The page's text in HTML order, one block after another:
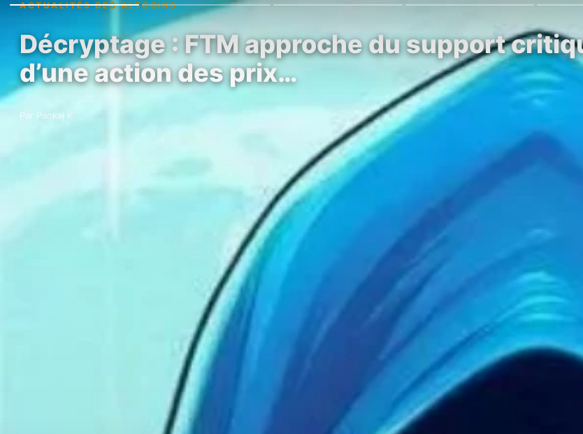
ACTUALITÉS DES ALTCOINS
Décryptage : FTM approche du support
d’une action des prix…
Par Pankaj K